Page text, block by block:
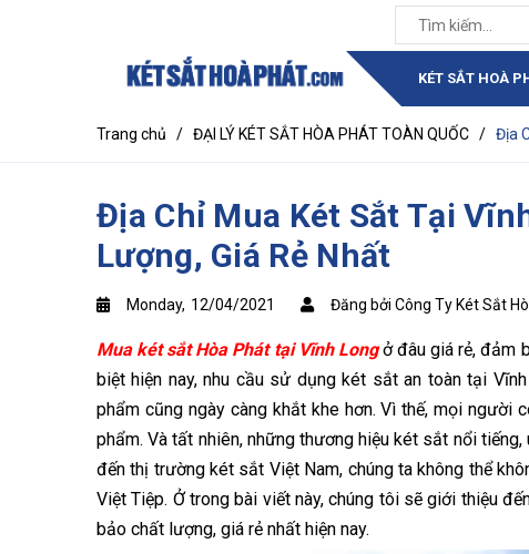
KÉT SẮT HOÀ
Trang chủ / ĐẠI LÝ KÉT SẮT HÒA PHÁT TOÀN QUỐC / Địa
Địa Chỉ Mua Két Sắt Tại
Lượng, Giá Rẻ Nhất
Monday, 12/04/2021 Đăng bởi Công Ty Két Sắt
Mua két sắt Hòa Phát tại Vĩnh Longở đâu giá rẻ, đảm
biệt hiện nay, nhu cầu sử dụng két sắt an toàn tại
phẩm cũng ngày càng khắt khe hơn. Vì thế, mọi
phẩm. Và tất nhiên, những thương hiệu két sắt nổi
đến thị trường két sắt Việt Nam, chúng ta không thể
Việt Tiệp. Ở trong bài viết này, chúng tôi sẽ giới thiệu
bảo chất lượng, giá rẻ nhất hiện nay.